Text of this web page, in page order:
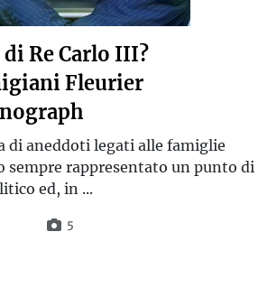
Re Carlo III?
Fleurier
di aneddoti legati alle famiglie
sempre rappresentato un punto di
ed, in ...
5